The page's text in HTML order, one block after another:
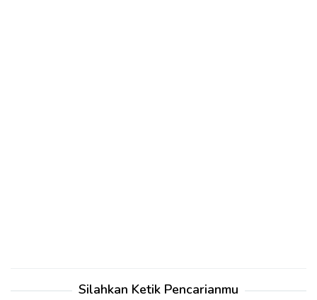
Silahkan Ketik Pencarianmu